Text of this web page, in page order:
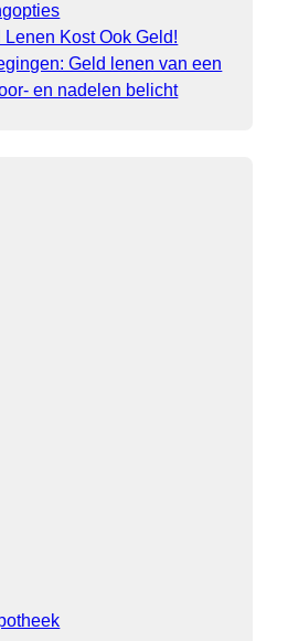
Kost Ook Geld!
Geld lenen van een
en nadelen belicht